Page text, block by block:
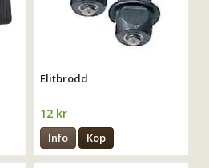
Elitbrodd
12 kr
Info Köp